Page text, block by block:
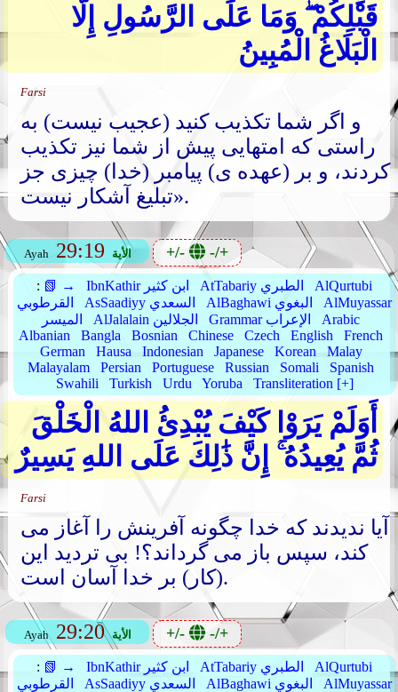
قَبْلِكُمْ ۖ وَمَا عَلَى الرَّسُولِ إِلَّا
الْبَلَاغُ الْمُبِينُ
Farsi
و اگر شما تکذیب کنید (عجیب نیست) به
راستی که امتهایی پیش از شما نیز تکذیب
کردند، و بر (عهده ی) پیامبر (خدا) چیزی جز
تبلیغ آشکار نیست».
Ayah 29:19 الأية +/- -/+
: 📗 → IbnKathir ابن كثير AtTabariy الطبري
AlQurtubi
القرطوبي
AsSaadiyy السعدي AlBaghawi البغوي
AlMuyassar
الميسر
AlJalalain الجلالين Grammar الإعراب
Arabic
Albanian
Bangla Bosnian Chinese Czech English
French
German
Hausa Indonesian Japanese Korean
Malay
Malayalam
Persian Portuguese Russian Somali
Spanish
Swahili
Turkish Urdu Yoruba Transliteration [+]
أَوَلَمْ يَرَوْا كَيْفَ يُبْدِئُ اللهُ الْخَلْقَ
ثُمَّ يُعِيدُهُ ۚ إِنَّ ذَٰلِكَ عَلَى اللهِ يَسِيرٌ
Farsi
آیا ندیدند که خدا چگونه آفرینش را آغاز می
کند، سپس باز می گرداند؟! بی تردید این
(کار) بر خدا آسان است.
Ayah 29:20 الأية +/- -/+
: 📗 → IbnKathir ابن كثير AtTabariy الطبري
AlQurtubi
القرطوبي
AsSaadiyy السعدي AlBaghawi البغوي
AlMuyassar